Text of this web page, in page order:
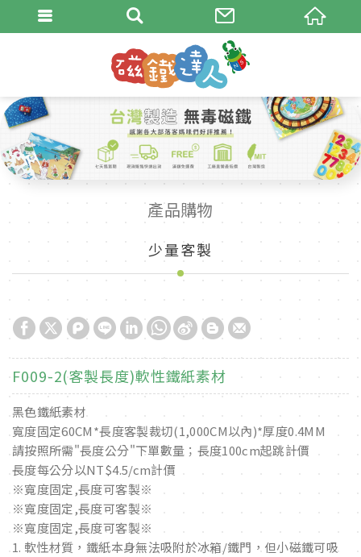
產品購物
少量客製
F009-2(客製長度)軟性鐵紙素材
黑色鐵紙素材
寬度固定60CM*長度客製裁切(1,000CM以內)*厚度0.4MM
請按照所需"長度公分"下單數量；長度100cm起跳計價
長度每公分以NT$4.5/cm計價
※寬度固定,長度可客製※
※寬度固定,長度可客製※
※寬度固定,長度可客製※
1. 軟性材質，鐵紙本身無法吸附於冰箱/鐵門，但小磁鐵可吸